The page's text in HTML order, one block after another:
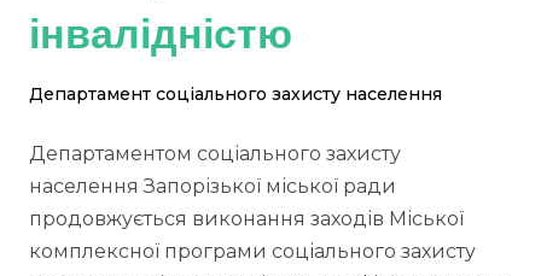
інвалідністю
Департамент соціального захисту населення
Департаментом соціального захисту
населення Запорізької міської ради
продовжується виконання заходів Міської
комплексної програми соціального захисту